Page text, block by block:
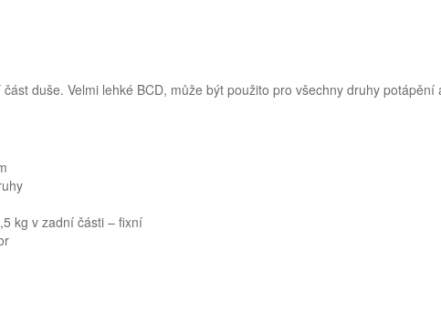
duše. Velmi lehké BCD, může být použito pro všechny druhy
kg v zadní části – fixní